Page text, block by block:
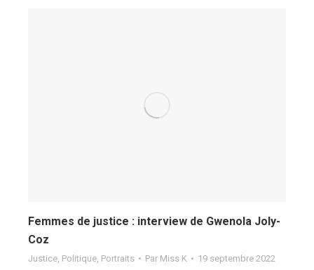
Femmes de justice : interview de Gwenola Joly-
Coz
Justice, Politique, Portraits Par Miss K 19 septembre 2022